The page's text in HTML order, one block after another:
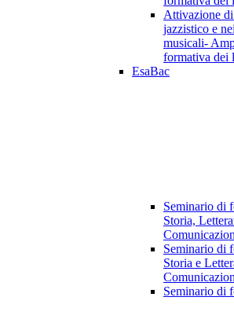
Attivazione
jazzistico e
musicali-
formativa dei
EsaBac
Seminario di
Storia,
Seminario di
Storia e
Seminario di